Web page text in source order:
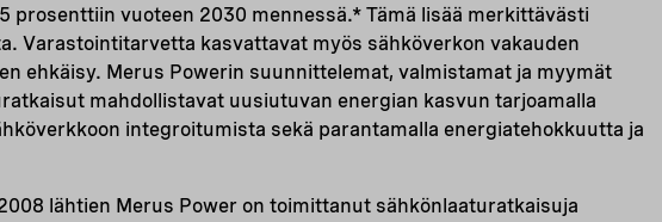
prosenttiin vuoteen 2030 mennessä.* Tämä lisää merkittävästi
Varastointitarvetta kasvattavat myös sähköverkon vakauden
ehkäisy. Merus Powerin suunnittelemat, valmistamat ja myymät
mahdollistavat uusiutuvan energian kasvun tarjoamalla
integroitumista sekä parantamalla energiatehokkuutta ja
lähtien Merus Power on toimittanut sähkönlaaturatkaisuja